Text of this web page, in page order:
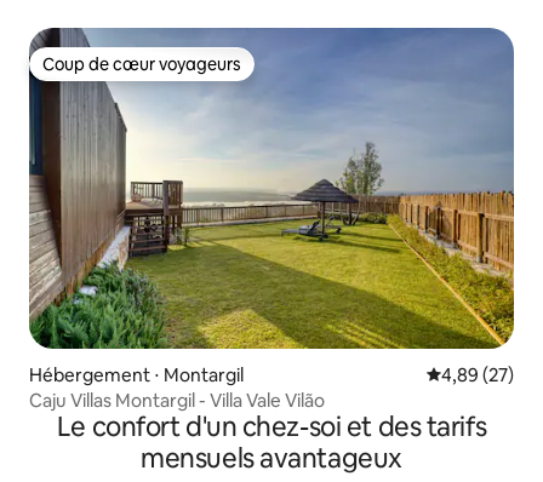
Coup de cœur voyageurs
Coup de cœur voyageurs
Hébergement ⋅ Montargil Évaluation
4,89 (27)
Caju Villas Montargil - Villa Vale Vilão
Le confort d'un chez-soi et des tarifs
mensuels avantageux